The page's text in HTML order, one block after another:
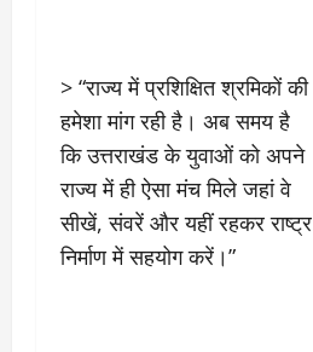
> “राज्य में प्रशिक्षित श्रमिकों की
हमेशा मांग रही है। अब समय है
कि उत्तराखंड के युवाओं को अपने
राज्य में ही ऐसा मंच मिले जहां वे
सीखें, संवरें और यहीं रहकर राष्ट्र
निर्माण में सहयोग करें।”